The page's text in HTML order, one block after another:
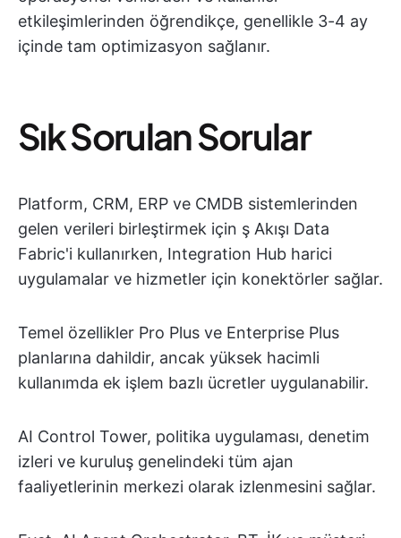
etkileşimlerinden öğrendikçe, genellikle 3-4 ay
içinde tam optimizasyon sağlanır.
Sık Sorulan Sorular
Platform, CRM, ERP ve CMDB sistemlerinden
gelen verileri birleştirmek için ş Akışı Data
Fabric'i kullanırken, Integration Hub harici
uygulamalar ve hizmetler için konektörler sağlar.
Temel özellikler Pro Plus ve Enterprise Plus
planlarına dahildir, ancak yüksek hacimli
kullanımda ek işlem bazlı ücretler uygulanabilir.
AI Control Tower, politika uygulaması, denetim
izleri ve kuruluş genelindeki tüm ajan
faaliyetlerinin merkezi olarak izlenmesini sağlar.